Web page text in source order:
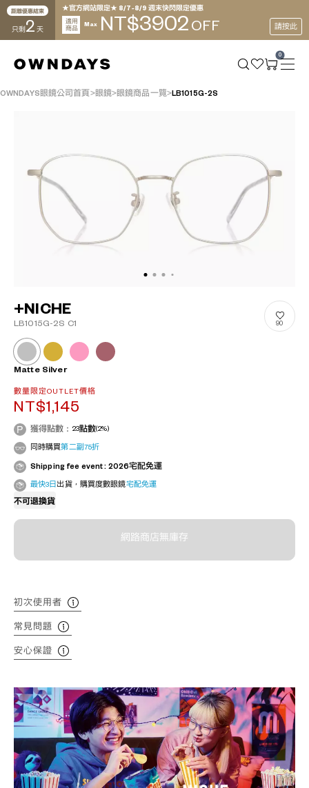
距離優惠結束
只剩 2 天
★官方網站限定★ 8/7~8/9 週末快閃限定優惠
適用
商品
Max NT$3902 OFF 請按此
0
OWNDAYS眼鏡公司首頁 眼鏡 眼鏡商品一覽 LB1015G-2S
+NICHE
LB1015G-2S C1 90
Matte Silver
數量限定OUTLET價格
NT$1,145
獲得點數： 23點數(2%)
同時購買第二副75折
Shipping fee event : 2026宅配免運
最快3日 出貨，購買度數眼鏡宅配免運
不可退換貨
網路商店無庫存
初次使用者
常見問題
安心保證